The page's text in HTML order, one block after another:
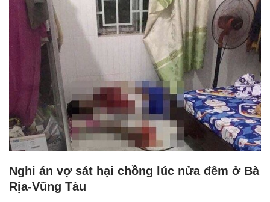
Nghi án vợ sát hại chồng lúc nửa đêm ở Bà
Rịa-Vũng Tàu